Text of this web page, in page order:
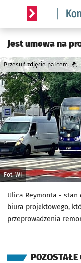
Serwis
Jest umowa na
Fot. WI
Przesuń zdjęcie palcem
Ulica Reymonta - stan
biura projektowego,
przeprowadzenia
POZOSTAŁE